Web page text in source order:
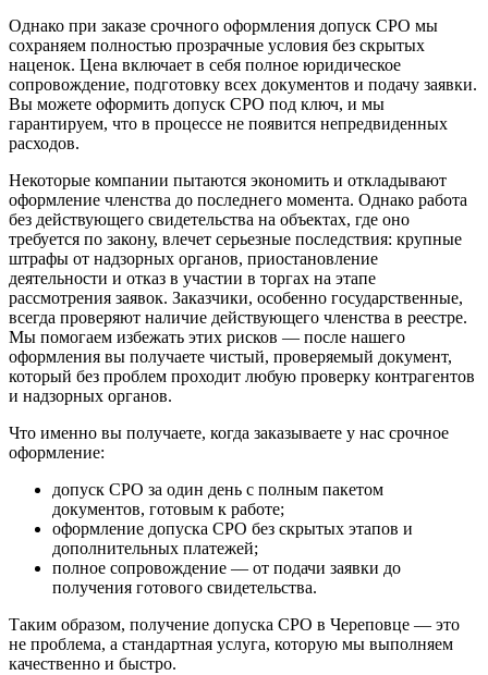
Однако при заказе срочного оформления допуск СРО мы
сохраняем полностью прозрачные условия без скрытых
наценок. Цена включает в себя полное юридическое
сопровождение, подготовку всех документов и подачу заявки.
Вы можете оформить допуск СРО под ключ, и мы
гарантируем, что в процессе не появится непредвиденных
расходов.
Некоторые компании пытаются экономить и откладывают
оформление членства до последнего момента. Однако работа
без действующего свидетельства на объектах, где оно
требуется по закону, влечет серьезные последствия: крупные
штрафы от надзорных органов, приостановление
деятельности и отказ в участии в торгах на этапе
рассмотрения заявок. Заказчики, особенно государственные,
всегда проверяют наличие действующего членства в реестре.
Мы помогаем избежать этих рисков — после нашего
оформления вы получаете чистый, проверяемый документ,
который без проблем проходит любую проверку контрагентов
и надзорных органов.
Что именно вы получаете, когда заказываете у нас срочное
оформление:
допуск СРО за один день с полным пакетом
документов, готовым к работе;
оформление допуска СРО без скрытых этапов и
дополнительных платежей;
полное сопровождение — от подачи заявки до
получения готового свидетельства.
Таким образом, получение допуска СРО в Череповце — это
не проблема, а стандартная услуга, которую мы выполняем
качественно и быстро.